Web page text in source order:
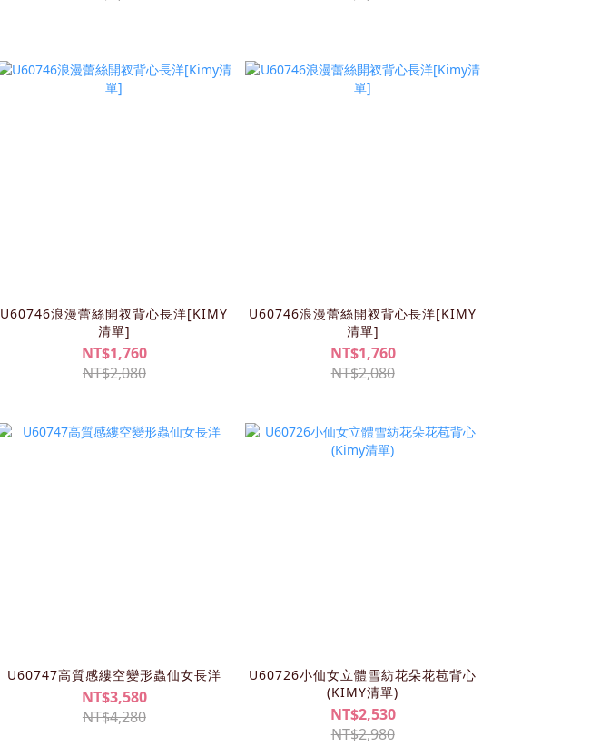
U60746浪漫蕾絲開衩背心長洋[KIMY
清單]
NT$1,760
NT$2,080
U60746浪漫蕾絲開衩背心長洋[KIMY
清單]
NT$1,760
NT$2,080
U60747高質感縷空變形蟲仙女長洋
NT$3,580
NT$4,280
U60726小仙女立體雪紡花朵花苞背心
(KIMY清單)
NT$2,530
NT$2,980